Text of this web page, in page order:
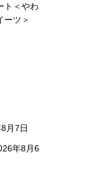
ト＜やわ
ーツ＞
月7日
年8月6